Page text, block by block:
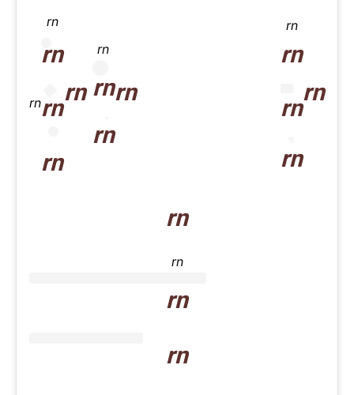
rn
rn
rn
rn
rn
rn
rn
rn
rn
rn
rn
rn
rn
rn
rn
rn
rn
rn
rn